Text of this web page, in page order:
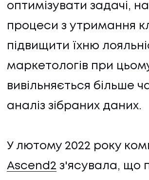
оптимізувати задачі,
процеси з утримання
підвищити їхню
маркетологів при
вивільняється більше
аналіз зібраних даних.
У лютому 2022 року
Ascend2 з'ясувала, що